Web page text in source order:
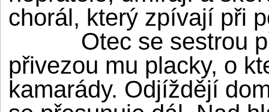
chorál, který zpívají při
Otec se sestrou
přivezou mu placky, o
kamarády. Odjíždějí